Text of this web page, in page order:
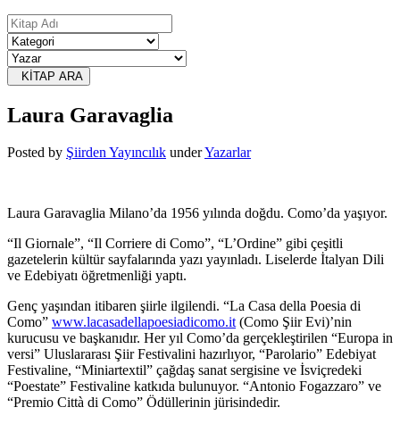
KİTAP ARA
Laura Garavaglia
Posted by Şiirden Yayıncılık underYazarlar
Laura Garavaglia Milano’da 1956 yılında doğdu. Como’da yaşıyor.
“Il Giornale”, “Il Corriere di Como”, “L’Ordine” gibi çeşitli
gazetelerin kültür sayfalarında yazı yayınladı. Liselerde İtalyan Dili
ve Edebiyatı öğretmenliği yaptı.
Genç yaşından itibaren şiirle ilgilendi. “La Casa della Poesia di
Como” www.lacasadellapoesiadicomo.it(Como Şiir Evi)’nin
kurucusu ve başkanıdır. Her yıl Como’da gerçekleştirilen “Europa in
versi” Uluslararası Şiir Festivalini hazırlıyor, “Parolario” Edebiyat
Festivaline, “Miniartextil” çağdaş sanat sergisine ve İsviçredeki
“Poestate” Festivaline katkıda bulunuyor. “Antonio Fogazzaro” ve
“Premio Città di Como” Ödüllerinin jürisindedir.